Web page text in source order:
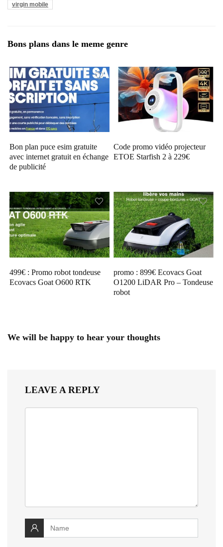
virgin mobile
Bons plans dans le meme genre
Bon plan puce esim gratuite
avec internet gratuit en échange
de publicité
Code promo vidéo projecteur
ETOE Starfish 2 à 229€
499€ : Promo robot tondeuse
Ecovacs Goat O600 RTK
promo : 899€ Ecovacs Goat
O1200 LiDAR Pro – Tondeuse
robot
We will be happy to hear your thoughts
LEAVE A REPLY